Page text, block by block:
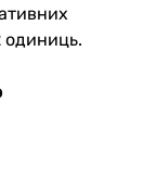
одиниць.